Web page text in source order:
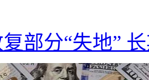
部分“失地”